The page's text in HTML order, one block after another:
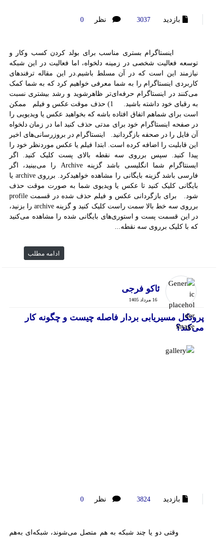
بازدید 3037 نظر 0
اینستاگرام بستری مناسب برای بولد کردن کسب وکار و
توسعه فعالیت شخصی در زمینه دلخواه،‌ اما فعالیت در این شبکه
نیازمند این است که در آن مسلط باشیم.در این مقاله ترفندهای
کاربردی اینستاگرام را به شما معرفی خواهیم کرد که به شما کمک
می‌کنند در اینستاگرام حرفه‌ای‌تر ظاهرشوید و رشد بیشتری نسبت
به رقبای خود داشته باشید. 1) حذف موقت عکس و فیلم ممکن
است برای شماهم اتفاق افتاده باشه که بخواهید عکس یا ویدیویی را
در صفحه اینستاگرام خود برای مدتی حذف کنید اما در زمان دلخواه
آن فایل را در صحفه بازگردانید. اینستاگرام در بروزرسانی‌های اخیر
این قابلیت را اضافه کرده است. ابتدا فیلم یا عکس موردنظر خود را
پیدا کنید. سپس برروی سه نقطه بالای پست کلیک کنید. اگر
ایسنتاگرام شما انگلیسی باشد گزینه Archive را می‌بینید، اگر
فارسی باشد گزینه بایگانی را مشاهده خواهیدکرد. برروی archive یا
بایگانی کلیک کنید تا عکس یا ویدیوی شما به صورت موقت حذف
شود. برای بازگردانی عکس و فیلم حذف شده در قسمت profile
برروی سه خط بالا سمت راست کلیک کنید و گزینه archive را بزنید،
در این قسمت پست و استوری‌های بایگانی شده را مشاهده می‌کنید
که با کلیک برروی سه نقطه...
ادامه مطلب
ئاکو فرجی
16 مرداد 1405
پروتکل مسیریابی بردار فاصله چیست و چگونه کار
می‌کند؟
بازدید 3824 نظر 0
وقتی دو یا چند شبکه به هم متصل می‌شوند، شبکه‌ای به‌هم